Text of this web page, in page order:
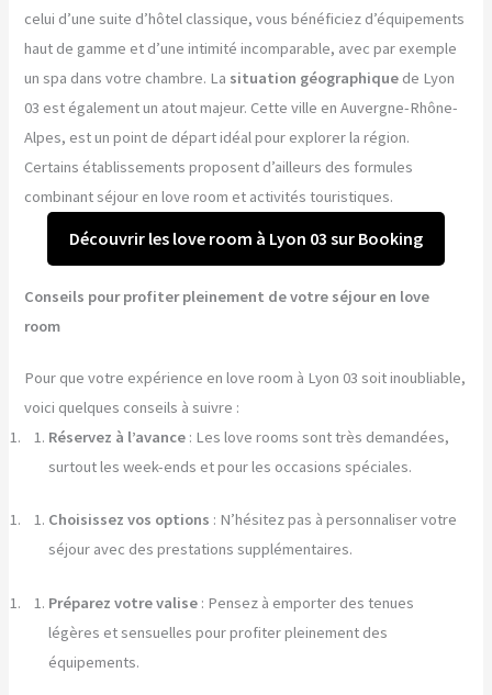
celui d’une suite d’hôtel classique, vous bénéficiez d’équipements
haut de gamme et d’une intimité incomparable, avec par exemple
un spa dans votre chambre. La situation géographique de Lyon
03 est également un atout majeur. Cette ville en Auvergne-Rhône-
Alpes, est un point de départ idéal pour explorer la région.
Certains établissements proposent d’ailleurs des formules
combinant séjour en love room et activités touristiques.
Découvrir les love room à Lyon 03 sur Booking
Conseils pour profiter pleinement de votre séjour en love
room
Pour que votre expérience en love room à Lyon 03 soit inoubliable,
voici quelques conseils à suivre :
Réservez à l’avance : Les love rooms sont très demandées,
surtout les week-ends et pour les occasions spéciales.
Choisissez vos options : N’hésitez pas à personnaliser votre
séjour avec des prestations supplémentaires.
Préparez votre valise : Pensez à emporter des tenues
légères et sensuelles pour profiter pleinement des
équipements.